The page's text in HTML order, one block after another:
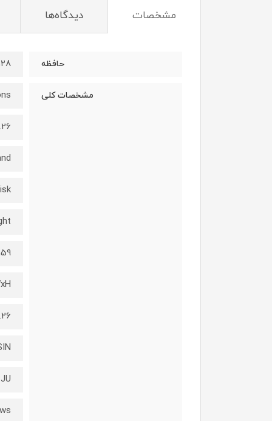
مشخصات دیدگاه‌ها
حافظه ۱۲۸
مشخصات کلی
x 0.52 inches
x 0.52 inches